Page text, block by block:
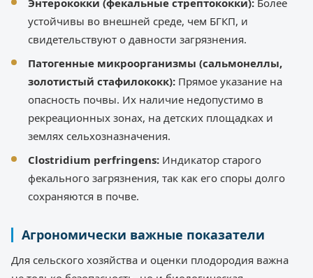
Энтерококки (фекальные стрептококки): Более
устойчивы во внешней среде, чем БГКП, и
свидетельствуют о давности загрязнения.
Патогенные микроорганизмы (сальмонеллы,
золотистый стафилококк): Прямое указание на
опасность почвы. Их наличие недопустимо в
рекреационных зонах, на детских площадках и
землях сельхозназначения.
Clostridium perfringens: Индикатор старого
фекального загрязнения, так как его споры долго
сохраняются в почве.
Агрономически важные показатели
Для сельского хозяйства и оценки плодородия важна